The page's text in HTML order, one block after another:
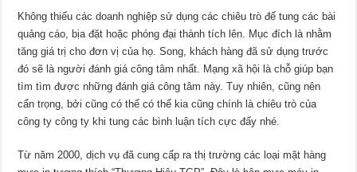
Không thiếu các doanh nghiệp sử dụng các chiêu trò để tung các bài
quảng cáo, bịa đặt hoặc phóng đại thành tích lên. Mục đích là nhằm
tăng giá trị cho đơn vị của họ. Song, khách hàng đã sử dụng trước
đó sẽ là người đánh giá công tâm nhất. Mạng xã hội là chỗ giúp bạn
tìm tìm được những đánh giá công tâm này. Tuy nhiên, cũng nên
cẩn trọng, bởi cũng có thể có thể kia cũng chính là chiêu trò của
công ty công ty khi tung các bình luận tích cực đấy nhé.
Từ năm 2000, dịch vụ đã cung cấp ra thị trường các loại mặt hàng